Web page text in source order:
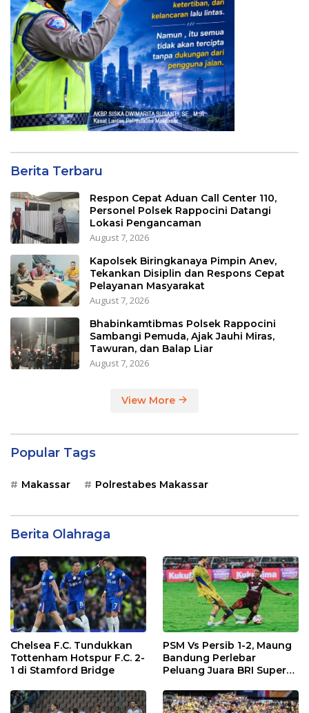
Berita Terbaru
Respon Cepat Aduan Call Center 110,
Personel Polsek Rappocini Datangi
Lokasi Pengancaman
August 7, 2026
Kapolsek Biringkanaya Pimpin Anev,
Tekankan Disiplin dan Respons Cepat
Pelayanan Masyarakat
August 7, 2026
Bhabinkamtibmas Polsek Rappocini
Sambangi Pemuda, Ajak Jauhi Miras,
Tawuran, dan Balap Liar
August 7, 2026
View More
Popular Tags
Makassar Polrestabes Makassar
Berita Olahraga
Chelsea F.C. Tundukkan
Tottenham Hotspur F.C. 2-
1 di Stamford Bridge
PSM Vs Persib 1-2, Maung
Bandung Perlebar
Peluang Juara BRI Super